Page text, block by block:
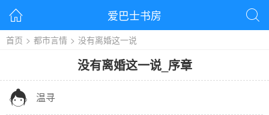
 爱巴士书房 
首页 > 都市言情 > 没有离婚这一说
没有离婚这一说_ 序章
 温寻